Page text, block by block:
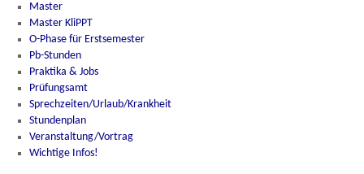
Master
Master KliPPT
O-Phase für Erstsemester
Pb-Stunden
Praktika & Jobs
Prüfungsamt
Sprechzeiten/Urlaub/Krankheit
Stundenplan
Veranstaltung/Vortrag
Wichtige Infos!